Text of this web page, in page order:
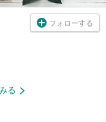
フォローする
る